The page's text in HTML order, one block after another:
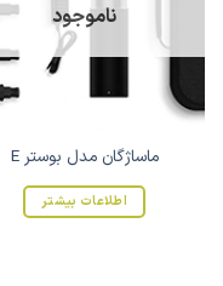
ناموجود
ماساژگان مدل بوستر E
اطلاعات بیشتر